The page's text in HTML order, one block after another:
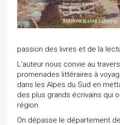
passion des livres et de la
L'auteur nous convie au
promenades littéraires à
dans les Alpes du Sud en
des plus grands écrivains qui
région.
On dépasse le département